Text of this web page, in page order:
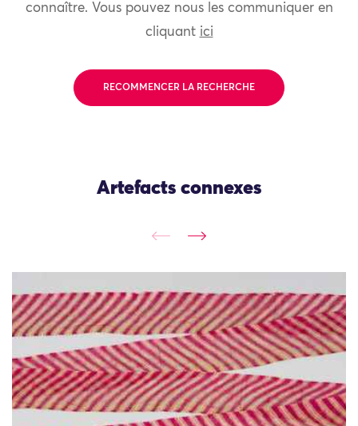
connaître. Vous pouvez nous les communiquer en
cliquant ici
RECOMMENCER LA RECHERCHE
Artefacts connexes